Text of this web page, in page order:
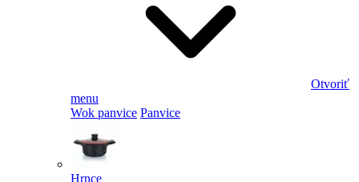
Otvoriť
menu
Wok panvice Panvice
Hrnce